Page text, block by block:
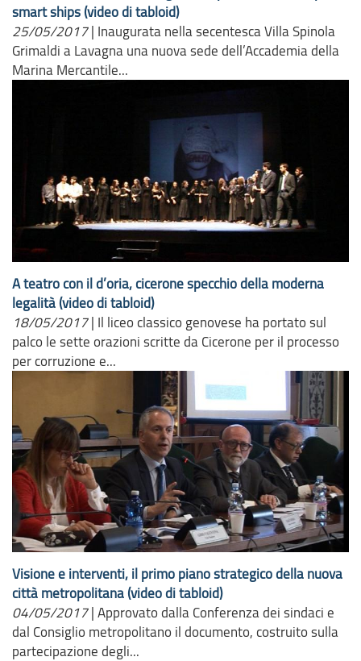
smart ships (video di tabloid)
25/05/2017 | Inaugurata nella secentesca Villa Spinola
Grimaldi a Lavagna una nuova sede dell’Accademia della
Marina Mercantile...
A teatro con il d’oria, cicerone specchio della moderna
legalità (video di tabloid)
18/05/2017 | Il liceo classico genovese ha portato sul
palco le sette orazioni scritte da Cicerone per il processo
per corruzione e...
Visione e interventi, il primo piano strategico della nuova
città metropolitana (video di tabloid)
04/05/2017 | Approvato dalla Conferenza dei sindaci e
dal Consiglio metropolitano il documento, costruito sulla
partecipazione degli...